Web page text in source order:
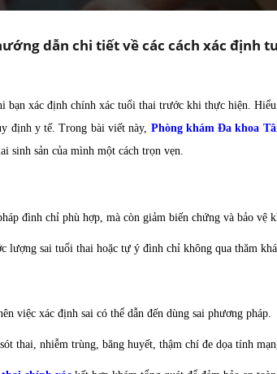
dẫn chi tiết về các cách xác định
bạn xác định chính xác tuổi thai trước khi thực hiện.
định y tế. Trong bài viết này, Phòng khám Đa khoa
sinh sản của mình một cách trọn vẹn.
đình chỉ phù hợp, mà còn giảm biến chứng và bảo vệ
sai tuổi thai hoặc tự ý đình chỉ không qua thăm
việc xác định sai có thể dẫn đến dùng sai phương pháp.
thai, nhiễm trùng, băng huyết, thậm chí đe dọa tính